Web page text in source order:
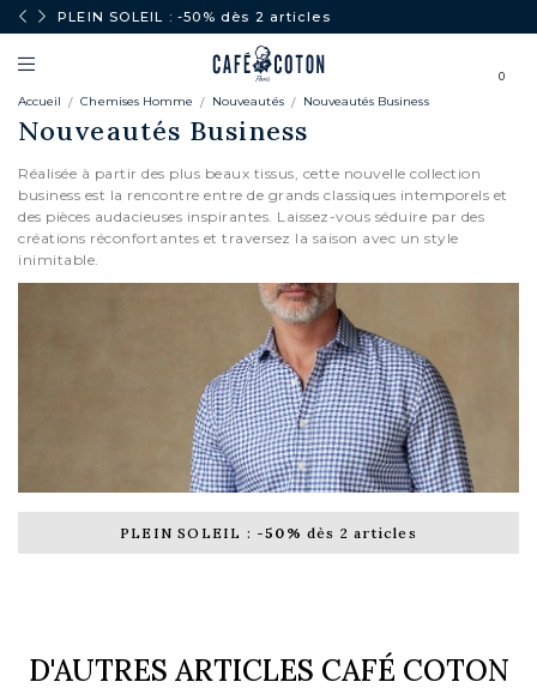
PLEIN SOLEIL : -50% dès 2 articles
0
Accueil Chemises Homme Nouveautés Nouveautés Business
Nouveautés Business
Réalisée à partir des plus beaux tissus, cette nouvelle collection
business est la rencontre entre de grands classiques intemporels et
des pièces audacieuses inspirantes. Laissez-vous séduire par des
créations réconfortantes et traversez la saison avec un style
inimitable.
PLEIN SOLEIL : -50% dès 2 articles
D'AUTRES ARTICLES CAFÉ COTON